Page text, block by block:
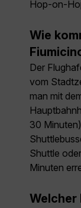
Hop-on-
Wie
Der
vom
man mit
30
Shuttle
Minuten
Welcher